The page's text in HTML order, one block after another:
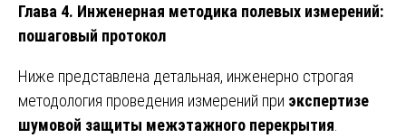
Глава 4. Инженерная методика полевых измерений:
пошаговый протокол
Ниже представлена детальная, инженерно строгая
методология проведения измерений при экспертизе
шумовой защиты межэтажного перекрытия